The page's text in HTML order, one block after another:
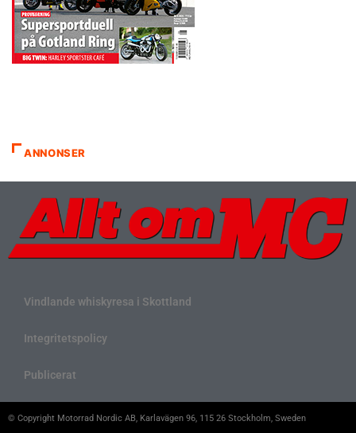
ANNONSER
Vindlande whiskyresa i Skottland
Integritetspolicy
Publicerat
© Copyright Motorrad Nordic AB, Karlavägen 96, 115 26 Stockholm, Sweden